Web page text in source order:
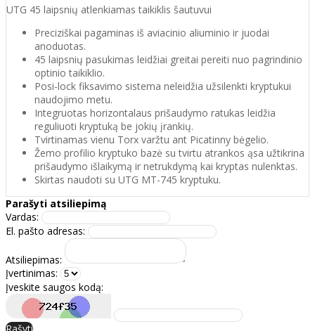
UTG 45 laipsnių atlenkiamas taikiklis šautuvui
Preciziškai pagaminas iš aviacinio aliuminio ir juodai
anoduotas.
45 laipsnių pasukimas leidžiai greitai pereiti nuo pagrindinio
optinio taikiklio.
Posi-lock fiksavimo sistema neleidžia užsilenkti kryptukui
naudojimo metu.
Integruotas horizontalaus prišaudymo ratukas leidžia
reguliuoti kryptuką be jokių įrankių.
Tvirtinamas vienu Torx varžtu ant Picatinny bėgelio.
Žemo profilio kryptuko bazė su tvirtu atrankos ąsa užtikrina
prišaudymo išlaikymą ir netrukdymą kai kryptas nulenktas.
Skirtas naudoti su UTG MT-745 kryptuku.
Parašyti atsiliepimą
Vardas:
El. pašto adresas:
Atsiliepimas:
Įvertinimas:
Įveskite saugos kodą: